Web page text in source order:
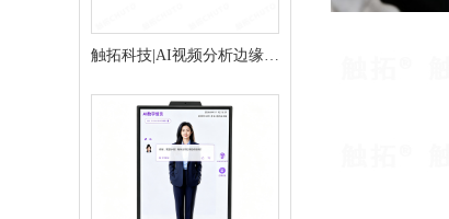
触拓科技|AI视频分析边缘推
理盒